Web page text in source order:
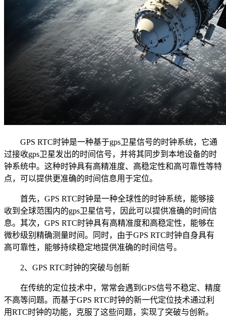
GPS RTC时钟是一种基于gps卫星信号的时钟系统，它通
过接收gps卫星发出的时间信号，并将其同步到本地设备的时
钟系统中。这种时钟具有高精准度、高稳定性和高可靠性等特
点，可以提供更准确的时间信息用于定位。
首先，GPS RTC时钟是一种全球性的时钟系统，能够接
收到全球范围内的gps卫星信号，因此可以提供准确的时间信
息。其次，GPS RTC时钟具有高精准度和高稳定性，能够在
微秒级别精确测量时间。同时，由于GPS RTC时钟自身具有
高可靠性，能够持续稳定地提供准确的时间信号。
2、GPS RTC时钟的突破与创新
在传统的定位技术中，常常会遇到GPS信号不稳定、精度
不高等问题。而基于GPS RTC时钟的新一代定位技术通过利
用RTC时钟的功能，克服了这些问题，实现了突破与创新。